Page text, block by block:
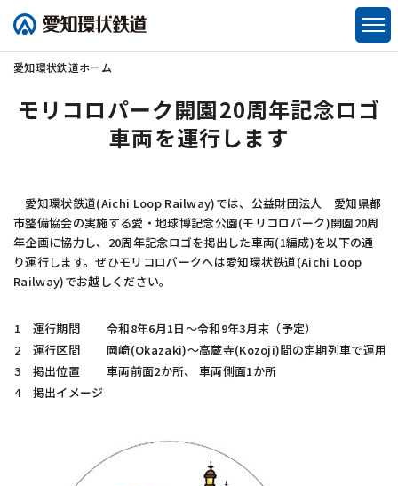
愛知環状鉄道ホーム
モリコロパーク開園20周年記念ロゴ
車両を運行します
愛知環状鉄道(Aichi Loop Railway)では、公益財団法人 愛知県都
市整備協会の実施する愛・地球博記念公園(モリコロパーク)開園20周
年企画に協力し、20周年記念ロゴを掲出した車両(1編成)を以下の通
り運行します。ぜひモリコロパークへは愛知環状鉄道(Aichi Loop
Railway)でお越しください。
1 運行期間
令和8年6月1日～令和9年3月末（予定）
2 運行区間
岡崎(Okazaki)～高蔵寺(Kozoji)間の定期列車で運用
3 掲出位置
車両前面2か所、 車両側面1か所
4 掲出イメージ